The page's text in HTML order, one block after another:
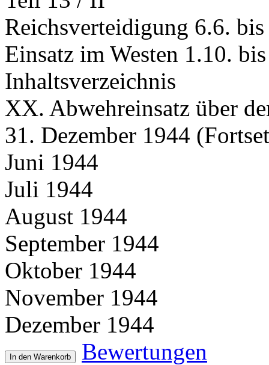
Reichsverteidigung 6.6.
Einsatz im Westen 1.10.
Inhaltsverzeichnis
XX. Abwehreinsatz über
31. Dezember 1944
Juni 1944
Juli 1944
August 1944
September 1944
Oktober 1944
November 1944
Dezember 1944
In den Warenkorb Bewertungen